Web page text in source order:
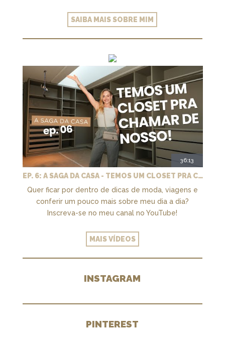
SAIBA MAIS SOBRE MIM
36:13
EP. 6: A SAGA DA CASA - TEMOS UM CLOSET PRA CHAMAR DE NOSSO + MARCENARIA E PAISAGISMO
Quer ficar por dentro de dicas de moda, viagens e
conferir um pouco mais sobre meu dia a dia?
Inscreva-se no meu canal no YouTube!
MAIS VÍDEOS
INSTAGRAM
PINTEREST